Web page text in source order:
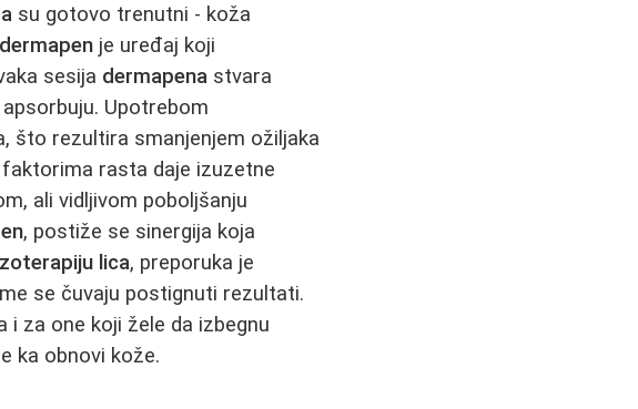
su gotovo trenutni - koža
dermapen je uređaj koji
sesija dermapena stvara
Upotrebom
što rezultira smanjenjem ožiljaka
rasta daje izuzetne
ali vidljivom poboljšanju
, postiže se sinergija koja
lica, preporuka je
se čuvaju postignuti rezultati.
i za one koji žele da izbegnu
ka obnovi kože.